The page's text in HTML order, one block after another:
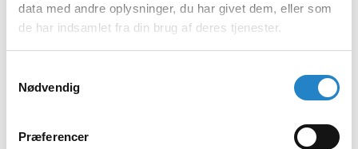
data med andre oplysninger, du har givet dem, eller som
de har indsamlet fra din brug af deres tjenester.
Nødvendig
Præferencer